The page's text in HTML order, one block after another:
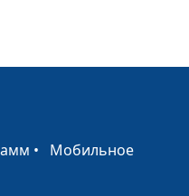
Захаров
• Мобильное